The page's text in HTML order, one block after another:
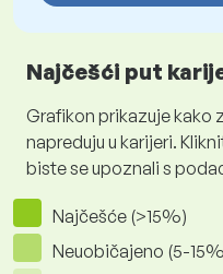
Najčešći put
Grafikon prikazuje kako
napreduju u karijeri.
biste se upoznali s
Najčešće (>15%)
Neuobičajeno (5-